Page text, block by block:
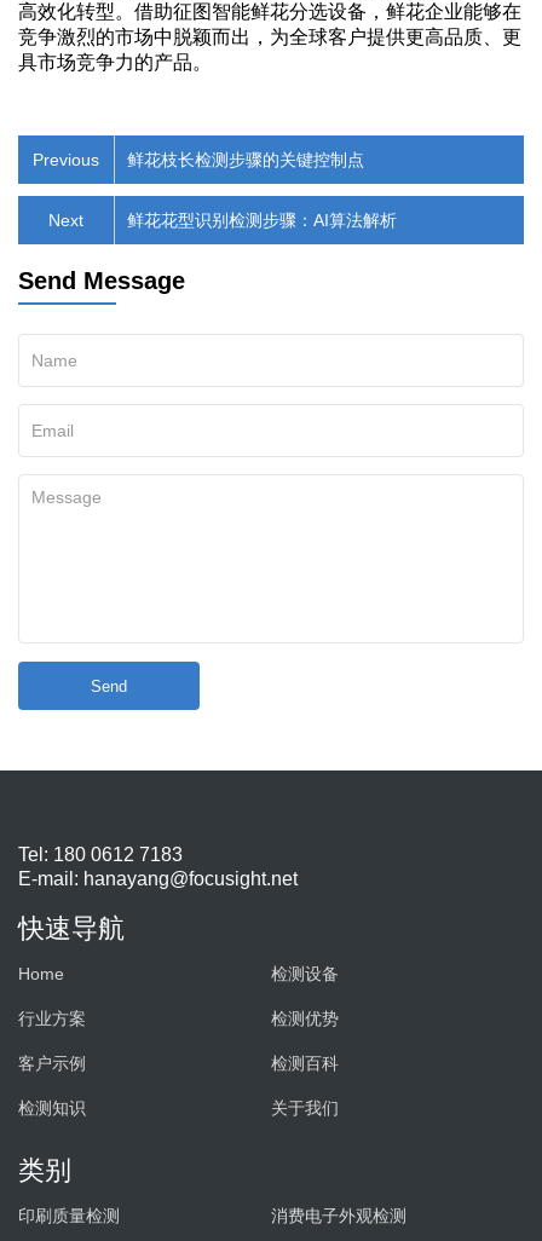
高效化转型。借助征图智能鲜花分选设备，鲜花企业能够在
竞争激烈的市场中脱颖而出，为全球客户提供更高品质、更
具市场竞争力的产品。
Previous 鲜花枝长检测步骤的关键控制点
鲜花花型识别检测步骤：AI算法解析
Next
Send Message
Send
Tel: 180 0612 7183
E-mail: hanayang@focusight.net
快速导航
Home 检测设备
行业方案 检测优势
客户示例 检测百科
检测知识 关于我们
类别
印刷质量检测 消费电子外观检测